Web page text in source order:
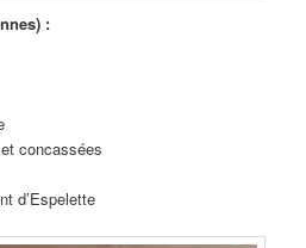
:
concassées
d’Espelette